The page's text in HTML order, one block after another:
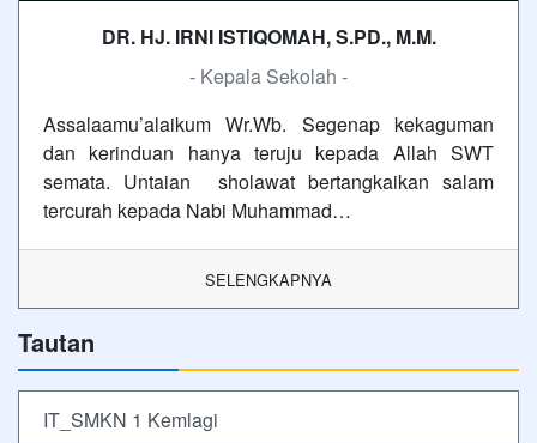
DR. HJ. IRNI ISTIQOMAH, S.PD., M.M.
- Kepala Sekolah -
Assalaamu’alaikum Wr.Wb. Segenap kekaguman
dan kerinduan hanya teruju kepada Allah SWT
semata. Untaian sholawat bertangkaikan salam
tercurah kepada Nabi Muhammad…
SELENGKAPNYA
Tautan
IT_SMKN 1 Kemlagi